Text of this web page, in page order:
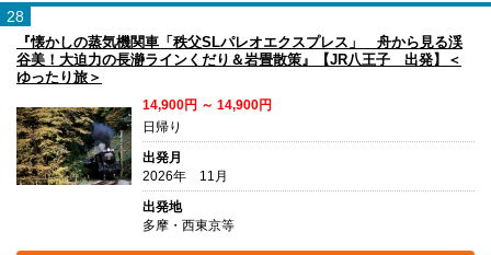
28
『懐かしの蒸気機関車「秩父SLパレオエクスプレス」 舟から見る渓
谷美！大迫力の長瀞ラインくだり＆岩畳散策』【JR八王子 出発】＜
ゆったり旅＞
14,900円 ～ 14,900円
日帰り
出発月
2026年 11月
出発地
多摩・西東京等